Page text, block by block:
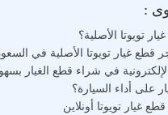
:
تويوتا الأصلية؟
قطع غيار تويوتا الأصلية في
في شراء قطع الغيار
على أداء السيارة؟
غيار تويوتا أونلاين